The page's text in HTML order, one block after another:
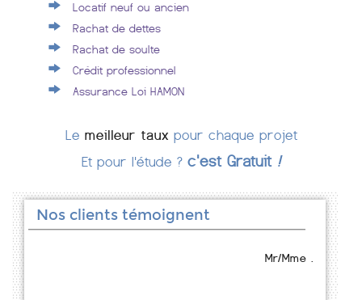
Locatif neuf ou ancien
Rachat de dettes
Rachat de soulte
Crédit professionnel
Assurance Loi HAMON
Le meilleur taux pour chaque projet
Et pour l'étude ? c'est Gratuit !
Nos clients témoignent
Mr/Mme .